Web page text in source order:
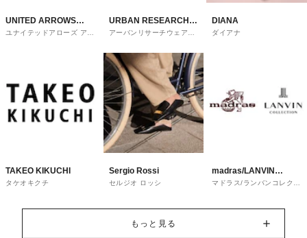
UNITED ARROWS
OUTLET
ユナイテッドアローズ アウ
URBAN RESEARCH
ware house
アーバンリサーチウェアハ
DIANA
ダイアナ
TAKEO KIKUCHI
タケオキクチ
Sergio Rossi
セルジオ ロッシ
madras/LANVIN
COLLECTION
マドラス/ランバンコレクシ
もっと見る